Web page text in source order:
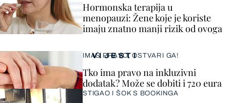
VIJESTI
IMAŠ PRAVO, OSTVARI GA!
Tko ima pravo na inkluzivni
dodatak? Može se dobiti i 720 eura
STIGAO I ŠOK S BOOKINGA
Hormonska terapija u
menopauzi: Žene koje je koriste
imaju znatno manji rizik od ovoga